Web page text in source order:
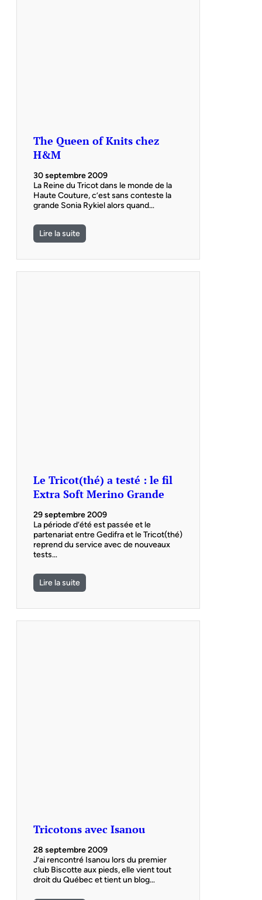
The Queen of Knits chez
H&M
30 septembre 2009
La Reine du Tricot dans le monde de la
Haute Couture, c’est sans conteste la
grande Sonia Rykiel alors quand…
Lire la suite
Le Tricot(thé) a testé : le fil
Extra Soft Merino Grande
29 septembre 2009
La période d’été est passée et le
partenariat entre Gedifra et le Tricot(thé)
reprend du service avec de nouveaux
tests…
Lire la suite
Tricotons avec Isanou
28 septembre 2009
J’ai rencontré Isanou lors du premier
club Biscotte aux pieds, elle vient tout
droit du Québec et tient un blog…